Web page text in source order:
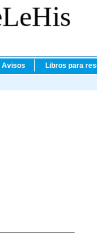
Avisos Libros para